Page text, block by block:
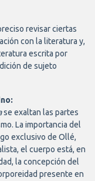
revisar ciertas
con la literatura y,
escrita por
de sujeto
se exaltan las partes
La importancia del
exclusivo de Ollé,
el cuerpo está, en
la concepción del
presente en